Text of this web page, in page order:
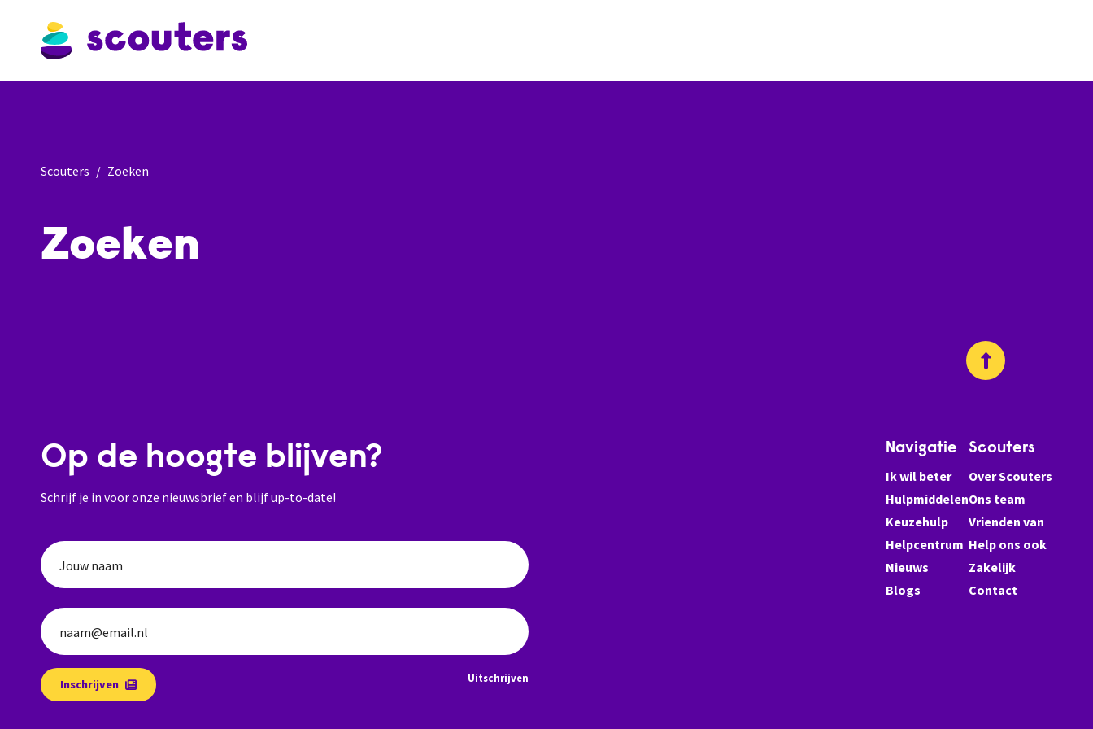
Scouters Zoeken
Zoeken
Op de hoogte blijven?
Schrijf je in voor onze nieuwsbrief en blijf up-to-date!
Jouw naam
naam@email.nl
Inschrijven Uitschrijven
Navigatie
Ik wil beter
Hulpmiddelen
Keuzehulp
Helpcentrum
Nieuws
Blogs
Scouters
Over Scouters
Ons team
Vrienden van
Help ons ook
Zakelijk
Contact